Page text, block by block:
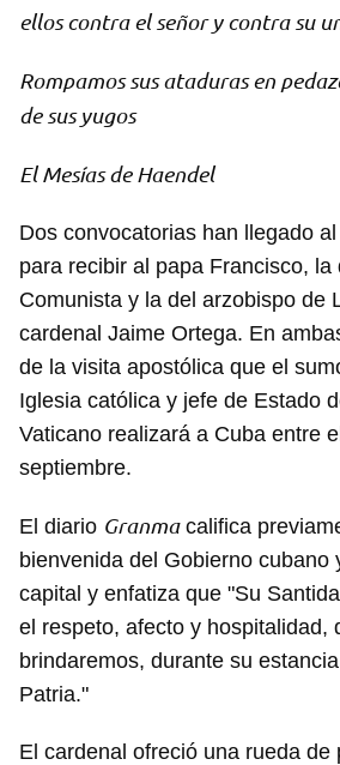
ellos contra el señor y contra su
Rompamos sus ataduras en
de sus yugos
El Mesías de Haendel
Dos convocatorias han llegado
para recibir al papa Francisco, la
Comunista y la del arzobispo de
cardenal Jaime Ortega. En
de la visita apostólica que el
Iglesia católica y jefe de Estado
Vaticano realizará a Cuba entre
septiembre.
El diario Granmacalifica
bienvenida del Gobierno cubano
capital y enfatiza que "Su
el respeto, afecto y hospitalidad,
brindaremos, durante su
Patria."
El cardenal ofreció una rueda de